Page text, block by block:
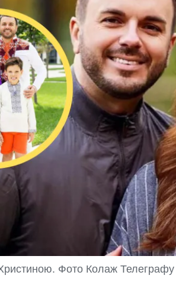
Фото Колаж Телеграфу